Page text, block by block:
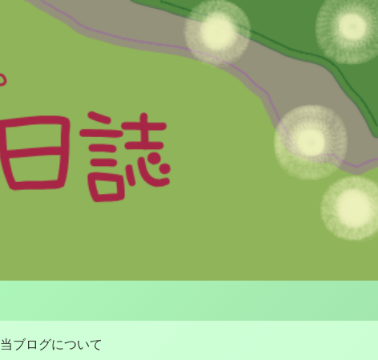
当ブログについて